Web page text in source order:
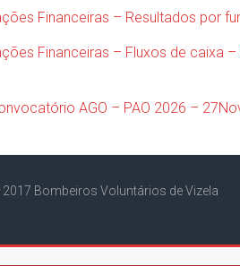
Financeiras – Resultados por
Financeiras – Fluxos de caixa –
AGO – PAO 2026 –
Bombeiros Voluntários de Vizela